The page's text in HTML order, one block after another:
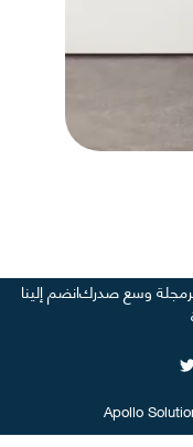
مجلة وسع صدركانضم إلينا
Apollo